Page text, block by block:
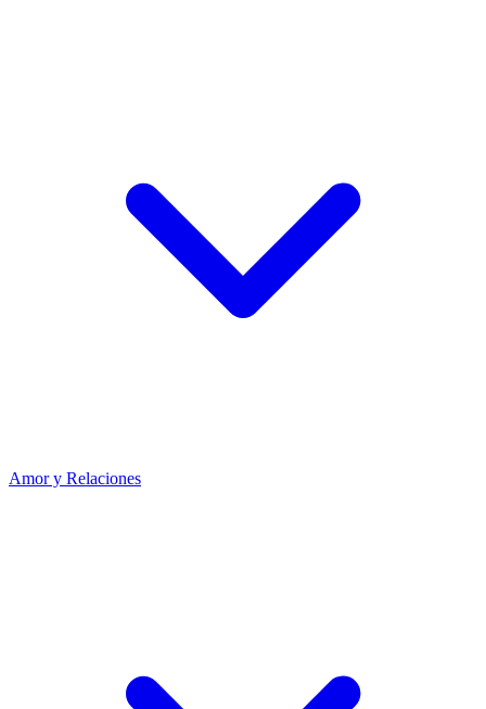
Amor y Relaciones